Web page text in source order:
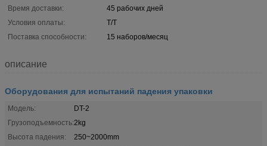
Время доставки:
45 рабочих дней
Условия оплаты:
T/T
Поставка способности:
15 наборов/месяц
описание
Оборудования для испытаний падения упаковки
Модель:
DT-2
Грузоподъемность:2kg
Высота падения:
250~2000mm